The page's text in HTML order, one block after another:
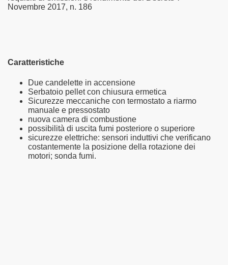
Novembre 2017, n. 186
Caratteristiche
Due candelette in accensione
Serbatoio pellet con chiusura ermetica
Sicurezze meccaniche con termostato a riarmo
manuale e pressostato
nuova camera di combustione
possibilità di uscita fumi posteriore o superiore
sicurezze elettriche: sensori induttivi che verificano
costantemente la posizione della rotazione dei
motori; sonda fumi.